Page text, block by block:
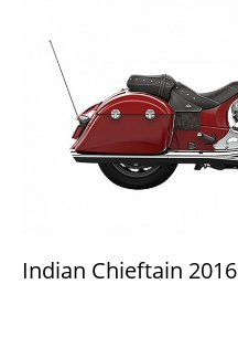
Indian Chieftain 2016